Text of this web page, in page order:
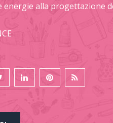
energie alla progettazione